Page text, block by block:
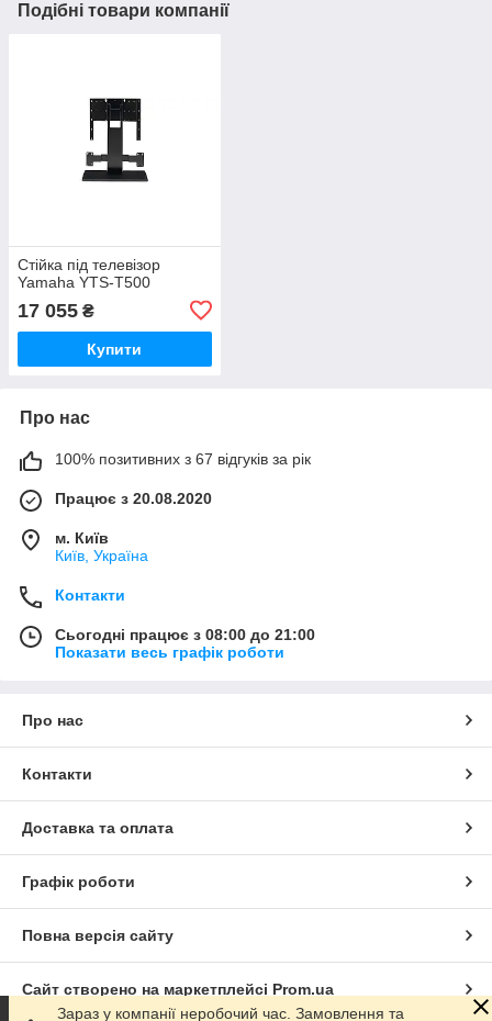
Подібні товари компанії
Стійка під телевізор
Yamaha YTS-T500
17 055 ₴
Купити
Про нас
100% позитивних з 67 відгуків за рік
Працює з 20.08.2020
м. Київ
Київ, Україна
Контакти
Сьогодні працює з 08:00 до 21:00
Показати весь графік роботи
Про нас
Контакти
Доставка та оплата
Графік роботи
Повна версія сайту
Сайт створено на маркетплейсі Prom.ua
Зараз у компанії неробочий час. Замовлення та